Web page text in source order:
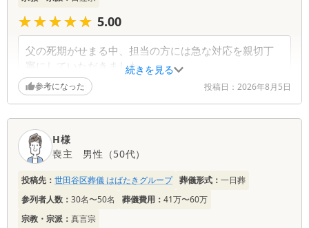
続きを見る
★★★★★
★★★★★ 5.00
父の死期がせまる中、担当の方には急な対応を親切丁
寧にしていただきました。
また、いつも優しく家族に寄り添い、見守っていただ
きました。
た。
父の葬儀を担当していただけて、本当によかったで
す。
家族一同心より感謝致します。
ありがとうございました。
参考になった 投稿日： 2026年8月5日
H様
喪主
男性 （50代）
投稿先： 世田谷区葬儀 はばたきグループ 葬儀形式： 一日葬
参列者人数： 30名〜50名 葬儀費用： 41万〜60万
宗教・宗派： 真言宗